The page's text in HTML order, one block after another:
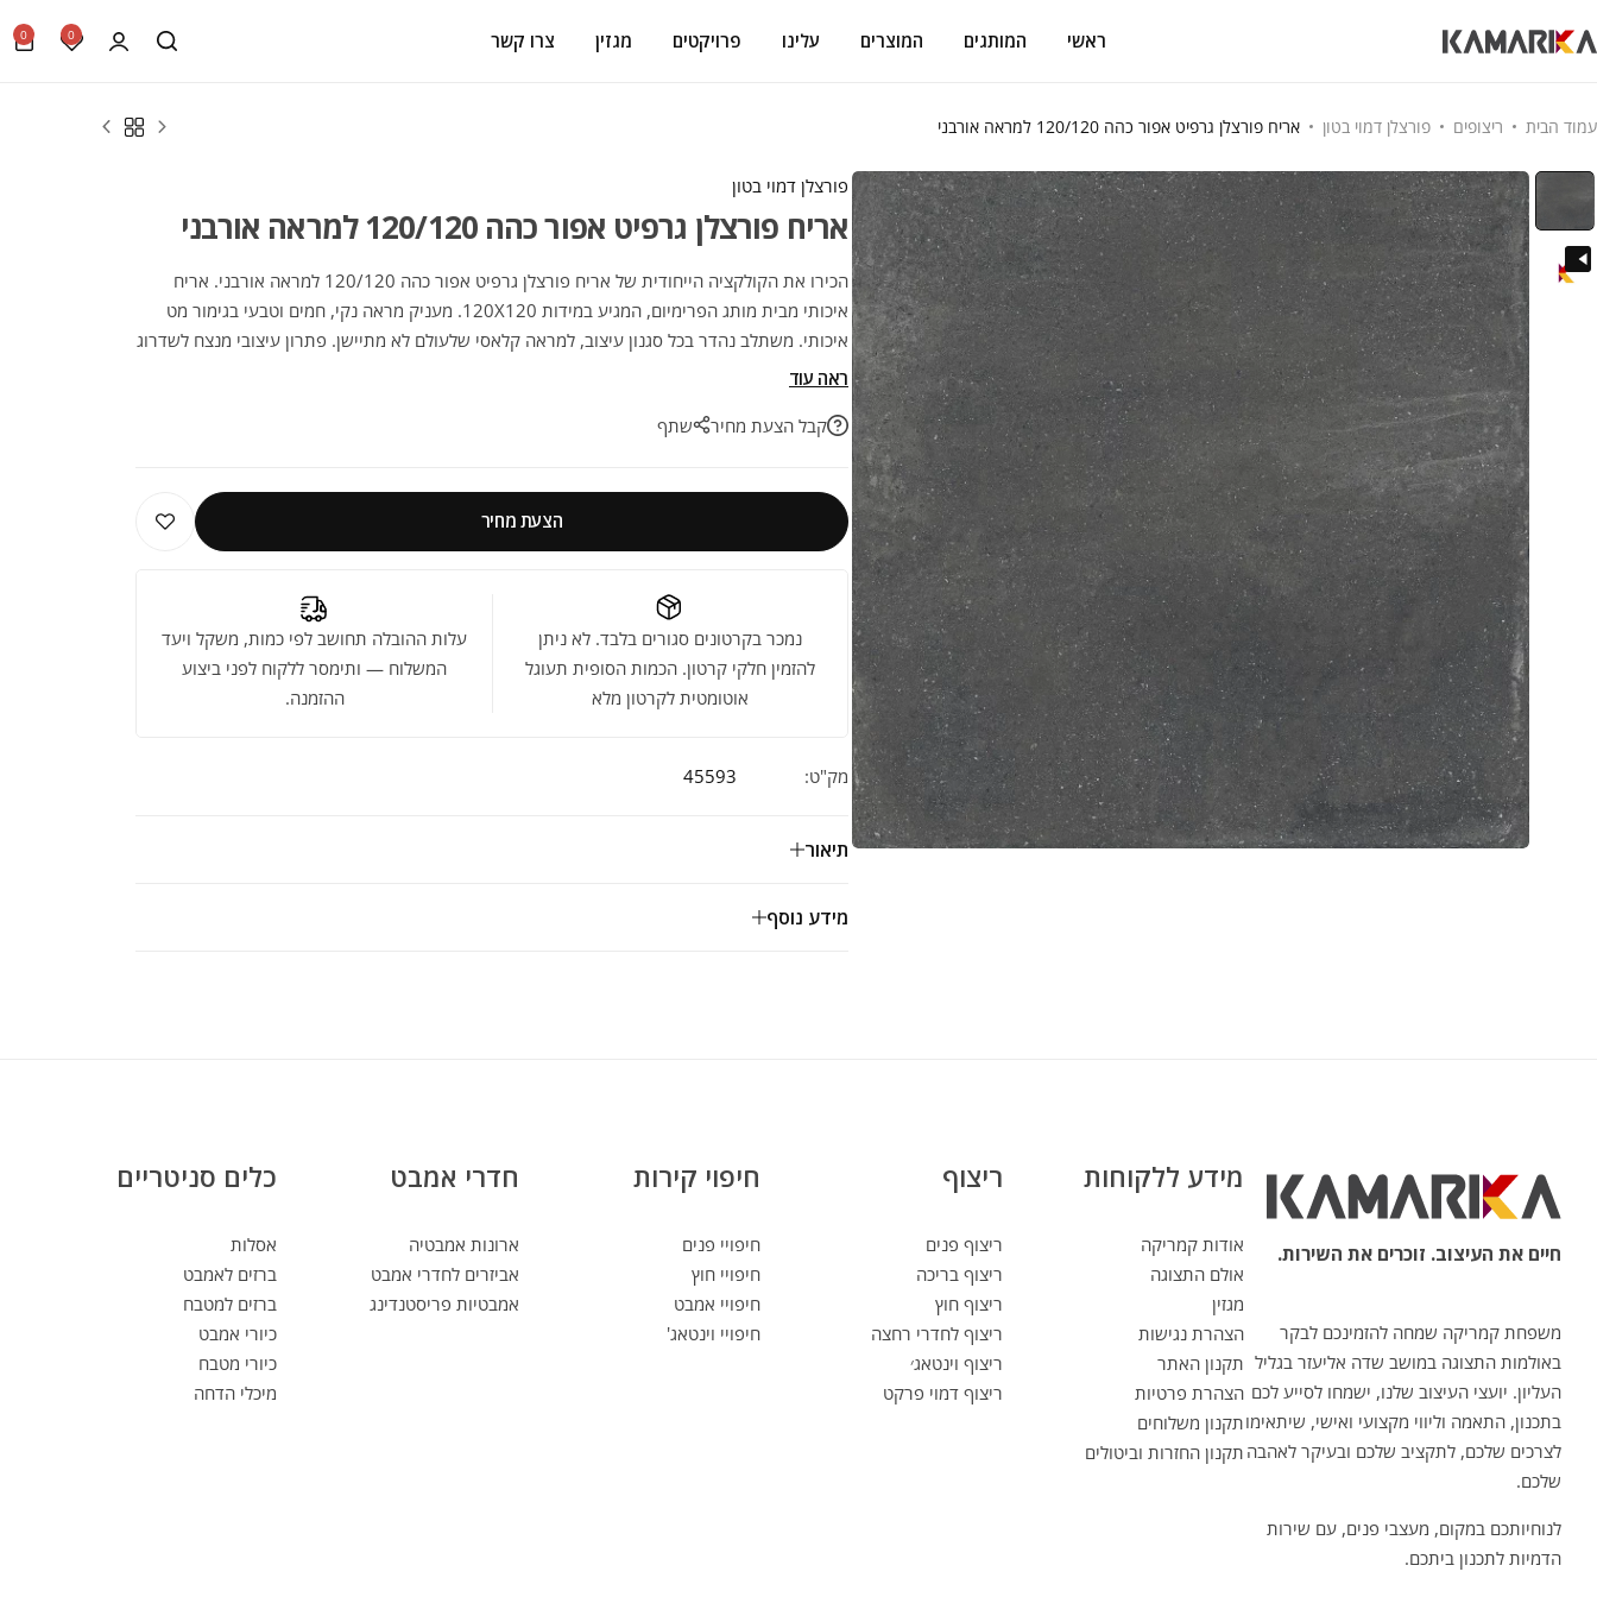
ראשי המותגים המוצרים עלינו פרויקטים מגזין צרו קשר 0
0
עמוד הבית ריצופים פורצלן דמוי בטון אריח פורצלן גרפיט אפור כהה 120/120 למראה אורבני
פורצלן דמוי בטון
אריח פורצלן גרפיט אפור כהה 120/120 למראה אורבני
הכירו את הקולקציה הייחודית של אריח פורצלן גרפיט אפור כהה 120/120 למראה אורבני. אריח
איכותי מבית מותג הפרימיום, המגיע במידות 120X120. מעניק מראה נקי, חמים וטבעי בגימור מט
איכותי. משתלב נהדר בכל סגנון עיצוב, למראה קלאסי שלעולם לא מתיישן. פתרון עיצובי מנצח לשדרוג
הפרויקט הבא שלכם בהתאמה מושלמת.
ראה עוד
קבל הצעת מחיר
שתף
הצעת מחיר
נמכר בקרטונים סגורים בלבד. לא ניתן
להזמין חלקי קרטון. הכמות הסופית תעוגל
אוטומטית לקרטון מלא
עלות ההובלה תחושב לפי כמות, משקל ויעד
המשלוח — ותימסר ללקוח לפני ביצוע
ההזמנה.
מק"ט: 45593
תיאור
מידע נוסף
חיים את העיצוב. זוכרים את השירות.
משפחת קמריקה שמחה להזמינכם לבקר
באולמות התצוגה במושב שדה אליעזר בגליל
העליון. יועצי העיצוב שלנו, ישמחו לסייע לכם
בתכנון, התאמה וליווי מקצועי ואישי, שיתאימו
לצרכים שלכם, לתקציב שלכם ובעיקר לאהבה
שלכם.
לנוחיותכם במקום, מעצבי פנים, עם שירות
הדמיות לתכנון ביתכם.
מידע ללקוחות
אודות קמריקה
אולם התצוגה
מגזין
הצהרת נגישות
תקנון האתר
הצהרת פרטיות
תקנון משלוחים
תקנון החזרות וביטולים
ריצוף
ריצוף פנים
ריצוף בריכה
ריצוף חוץ
ריצוף לחדרי רחצה
ריצוף וינטאג׳
ריצוף דמוי פרקט
חיפוי קירות
חיפויי פנים
חיפויי חוץ
חיפויי אמבט
חיפויי וינטאג'
חדרי אמבט
ארונות אמבטיה
אביזרים לחדרי אמבט
אמבטיות פריסטנדינג
כלים סניטריים
אסלות
ברזים לאמבט
ברזים למטבח
כיורי אמבט
כיורי מטבח
מיכלי הדחה